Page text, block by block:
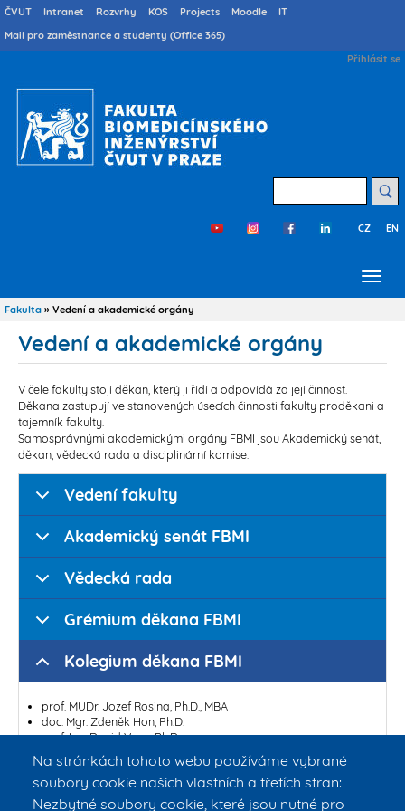
Přejít
k
hlavnímu
Druhé
menu
ČVUT Intranet Rozvrhy KOS Projects Moodle
IT
Mail pro zaměstnance a studenty (Office 365)
User
Přihlásit se
Na stránkách tohoto webu používáme vybrané
soubory cookie našich vlastních a třetích stran:
Nezbytné soubory cookie, které jsou nutné pro
Třetí
CZ EN
Drobečková
Fakulta Vedení a akademické orgány
Vedení a akademické orgány
V čele fakulty stojí děkan, který ji řídí a odpovídá za její činnost.
Děkana zastupují ve stanovených úsecích činnosti fakulty proděkani a
tajemník fakulty.
Samosprávnými akademickými orgány FBMI jsou Akademický senát,
děkan, vědecká rada a disciplinární komise.
Vedení fakulty
Akademický senát FBMI
Vědecká rada
Grémium děkana FBMI
Kolegium děkana FBMI
prof. MUDr. Jozef Rosina, Ph.D., MBA
doc. Mgr. Zdeněk Hon, Ph.D.
prof. Ing. David Vrba, Ph.D.
Ing. Jaroslav Pluhař, CSc.
prof. Ing. Karel Roubík, Ph.D.
doc. Ing. Jiří Hozman, Ph.D.
prof. Dr.-Ing. Jan Vrba, MSc.